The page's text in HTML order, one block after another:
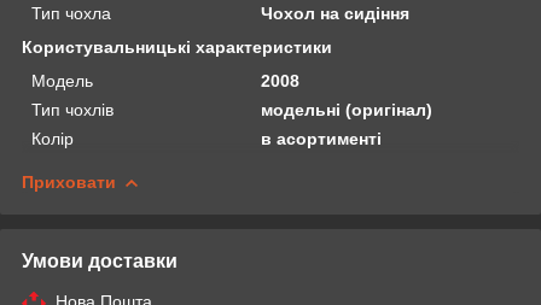
Тип чохла
Чохол на сидіння
Користувальницькі характеристики
Мoдель
2008
Тип чохлів
модельні (оригінал)
Колір
в асортименті
Приховати
Умови доставки
Нова Пошта